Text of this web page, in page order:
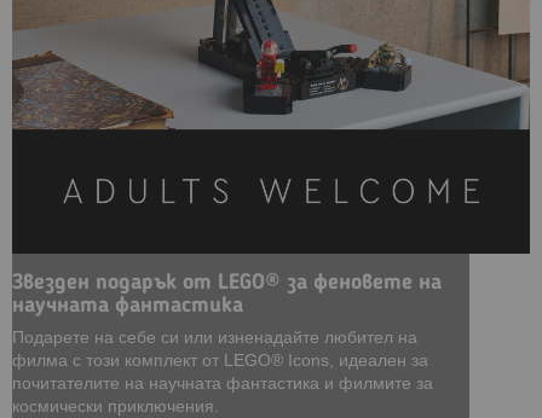
Звезден подарък от LEGO® за феновете на
научната фантастика
Подарете на себе си или изненадайте любител на
филма с този комплект от LEGO® Icons, идеален за
почитателите на научната фантастика и филмите за
космически приключения.